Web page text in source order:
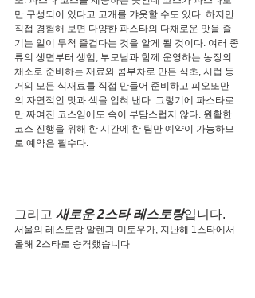
만 구성되어 있다고 고개를 갸웃할 수도 있다. 하지만
직접 경험해 보면 다양한 파스타의 다채로운 맛을 즐
기는 일이 무척 즐겁다는 것을 알게 될 것이다. 여러 종
류의 생면부터 생햄, 부모님과 함께 운영하는 농장의
채소로 준비하는 재료와 콤부차로 만든 식초, 시럽 등
거의 모든 식재료를 직접 만들어 준비하고 피오또만
의 자연적인 맛과 색을 입혀 낸다. 그렇기에 파스타로
만 짜여진 코스임에도 속이 부담스럽지 않다. 원활한
코스 진행을 위해 한 시간에 한 팀만 예약이 가능하므
로 예약은 필수다.
그리고 새로운 2스타 레스토랑입니다.
서울의 레스토랑 알렌과 미토우가, 지난해 1스타에서
올해 2스타로 승격했습니다